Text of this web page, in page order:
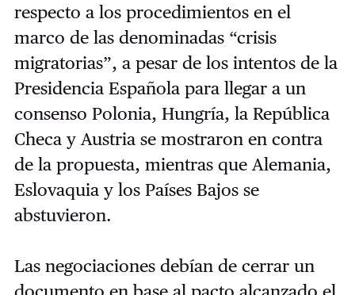
respecto a los procedimientos en el
marco de las denominadas “crisis
migratorias”, a pesar de los intentos de la
Presidencia Española para llegar a un
consenso Polonia, Hungría, la República
Checa y Austria se mostraron en contra
de la propuesta, mientras que Alemania,
Eslovaquia y los Países Bajos se
abstuvieron.
Las negociaciones debían de cerrar un